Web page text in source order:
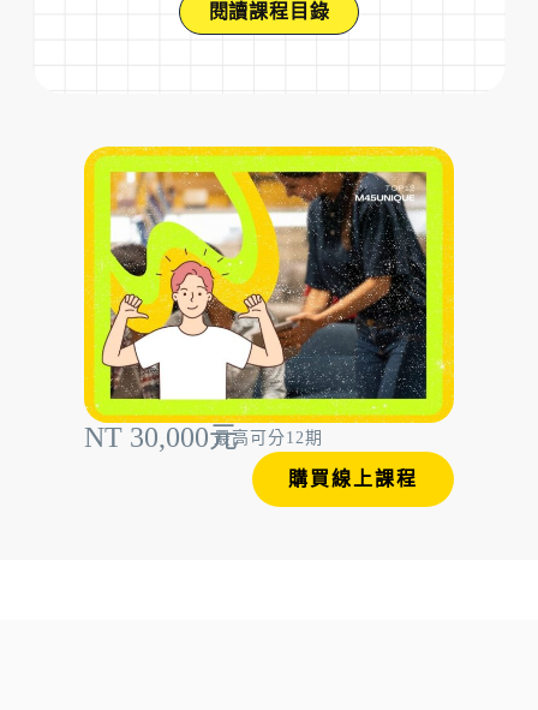
NT 30,000元最高可分12期
購買線上課程
閱讀課程目錄